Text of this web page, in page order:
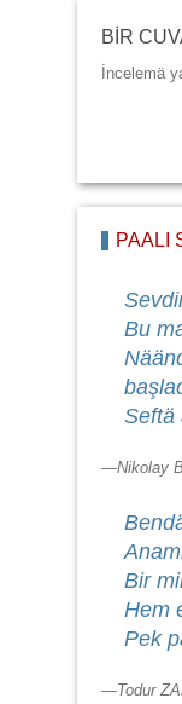
BİR
İncelemä
PAALI
Bu
Seftä
—Nikolay
Bir
Hem
Pek
—Todur